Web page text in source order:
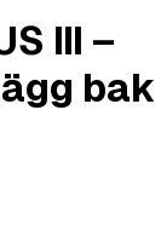
III –
bak